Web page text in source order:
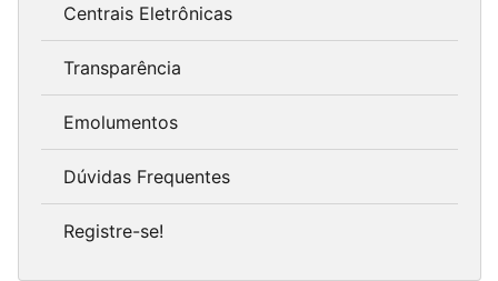
Centrais Eletrônicas
Transparência
Emolumentos
Dúvidas Frequentes
Registre-se!